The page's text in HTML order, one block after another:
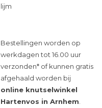
lijm
Bestellingen worden op
werkdagen tot 16.00 uur
verzonden* of kunnen gratis
afgehaald worden bij
online knutselwinkel
Hartenvos in Arnhem